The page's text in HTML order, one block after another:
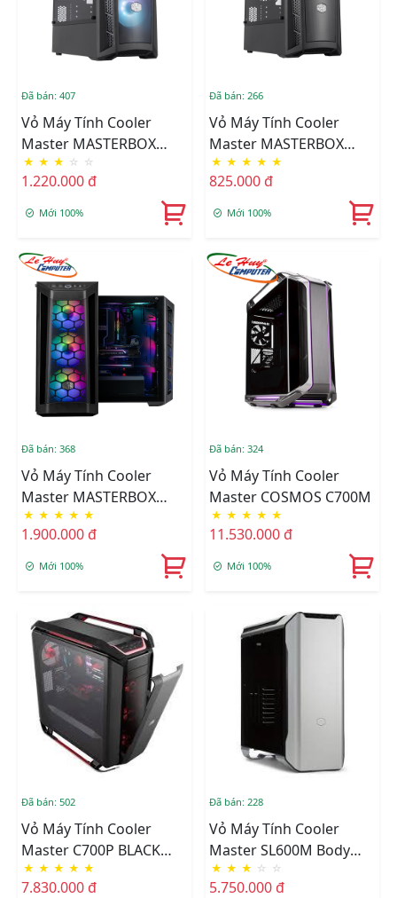
Đã bán: 407
Vỏ Máy Tính Cooler
Master MASTERBOX
MB311L ARGB
★ ★ ★ ☆ ☆
1.220.000 đ
Mới 100%
Đã bán: 266
Vỏ Máy Tính Cooler
Master MASTERBOX
MB311L
★ ★ ★ ★ ★
825.000 đ
Mới 100%
Đã bán: 368
Vỏ Máy Tính Cooler
Master MASTERBOX
MB511 TG ARGB
★ ★ ★ ★ ★
1.900.000 đ
Mới 100%
Đã bán: 324
Vỏ Máy Tính Cooler
Master COSMOS C700M
★ ★ ★ ★ ★
11.530.000 đ
Mới 100%
Đã bán: 502
Vỏ Máy Tính Cooler
Master C700P BLACK
EDITION
★ ★ ★ ★ ★
7.830.000 đ
Đã bán: 228
Vỏ Máy Tính Cooler
Master SL600M Body
Steel
★ ★ ★ ☆ ☆
5.750.000 đ